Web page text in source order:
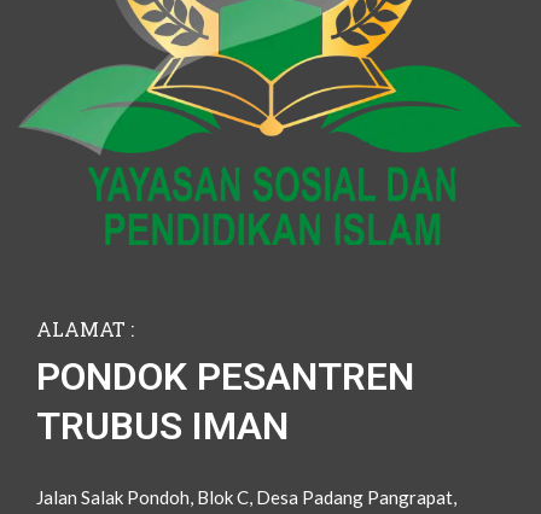
ALAMAT :
PONDOK PESANTREN
TRUBUS IMAN
Jalan Salak Pondoh, Blok C, Desa Padang Pangrapat,